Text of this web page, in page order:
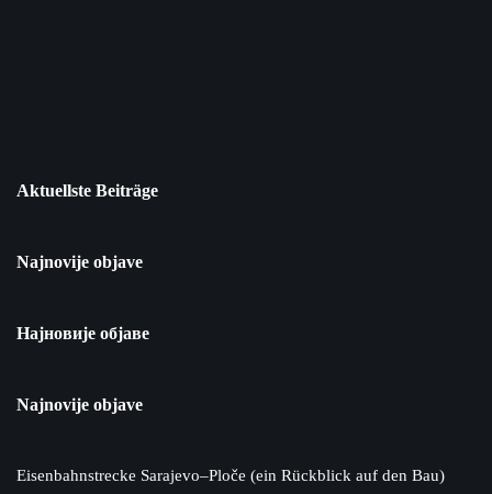
Aktuellste Beiträge
Najnovije objave
Најновије објаве
Najnovije objave
Eisenbahnstrecke Sarajevo–Ploče (ein Rückblick auf den Bau)